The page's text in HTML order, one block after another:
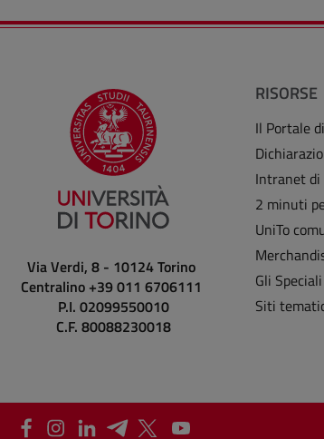
Via Verdi, 8 - 10124 Torino
Centralino +39 011 6706111
P.I. 02099550010
C.F. 80088230018
RISORSE
Il Portale
Intranet
2 minuti
UniTo
Gli Speciali
Siti